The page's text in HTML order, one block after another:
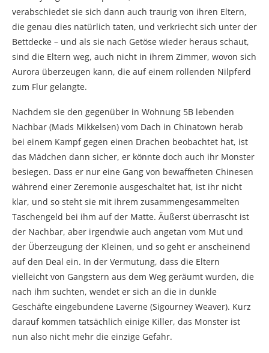
verabschiedet sie sich dann auch traurig von ihren Eltern,
die genau dies natürlich taten, und verkriecht sich unter der
Bettdecke – und als sie nach Getöse wieder heraus schaut,
sind die Eltern weg, auch nicht in ihrem Zimmer, wovon sich
Aurora überzeugen kann, die auf einem rollenden Nilpferd
zum Flur gelangte.
Nachdem sie den gegenüber in Wohnung 5B lebenden
Nachbar (Mads Mikkelsen) vom Dach in Chinatown herab
bei einem Kampf gegen einen Drachen beobachtet hat, ist
das Mädchen dann sicher, er könnte doch auch ihr Monster
besiegen. Dass er nur eine Gang von bewaffneten Chinesen
während einer Zeremonie ausgeschaltet hat, ist ihr nicht
klar, und so steht sie mit ihrem zusammengesammelten
Taschengeld bei ihm auf der Matte. Äußerst überrascht ist
der Nachbar, aber irgendwie auch angetan vom Mut und
der Überzeugung der Kleinen, und so geht er anscheinend
auf den Deal ein. In der Vermutung, dass die Eltern
vielleicht von Gangstern aus dem Weg geräumt wurden, die
nach ihm suchten, wendet er sich an die in dunkle
Geschäfte eingebundene Laverne (Sigourney Weaver). Kurz
darauf kommen tatsächlich einige Killer, das Monster ist
nun also nicht mehr die einzige Gefahr.